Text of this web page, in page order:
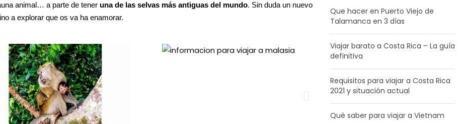
animal… a parte de tener una de las selvas más antiguas del mundo. Sin duda un nuevo
a explorar que os va ha enamorar.
Que hacer en Puerto Viejo de
Talamanca en 3 días
Viajar barato a Costa Rica – La guía
definitiva
Requisitos para viajar a Costa Rica
2021 y situación actual
Qué saber para viajar a Vietnam